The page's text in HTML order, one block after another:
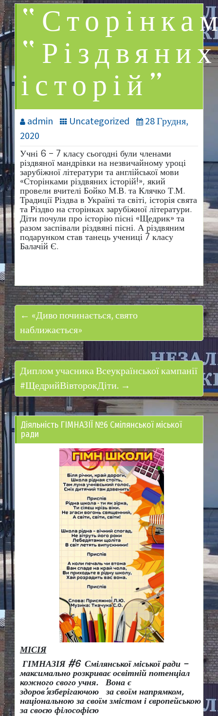
“Різдвяних
історій”
admin Uncategorized
28 Грудня,
2020
Учні 6 – 7 класу сьогодні були членами
різдвяної мандрівки на незвичайному уроці
зарубіжної літератури та англійської мови
«Сторінками різдвяних історій!», який
провели вчителі Бойко М.В. та Клячко Т.М.
Традиції Різдва в Україні та світі, історія свята
та Різдво на сторінках зарубіжної літератури.
Діти почули про історію пісні «Щедрик» та
разом заспівали різдвяні пісні. А різдвяним
подарунком став танець учениці 7 класу
Балачій Є.
← «Диво починається, свято
наближається»
Диплом учасника Всеукраїнської кампанії
#ЩедрийВівторокДіти. →
Діяльність ГІМНАЗІЇ №6 Смілянської міської
ради
МІСІЯ
ГІМНАЗІЯ #6 Смілянської міської ради –
максимально розкриває освітній потенціал
кожного свого учня.
Вона є
здоров’язберігаючою за своїм напрямком,
національною за своїм змістом і європейською
за своєю філософією